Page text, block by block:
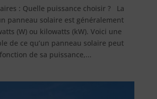
: Quelle puissance choisir ? La
panneau solaire est généralement
(W) ou kilowatts (kW). Voici une
de ce qu’un panneau solaire peut
de sa puissance,...